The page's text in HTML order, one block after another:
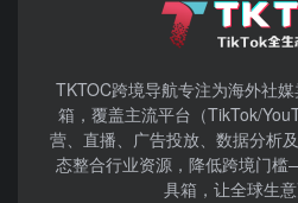
TKTOC跨境导航​专注为海外社
箱，覆盖主流平台（TikTok/
营、直播、广告投放、数据分析
态整合行业资源，降低跨境门
具箱，让全球生